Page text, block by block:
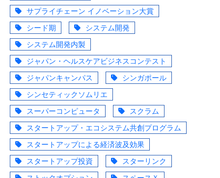
サプライチェーン イノベーション大賞
シード期
システム開発
システム開発内製
ジャパン・ヘルスケアビジネスコンテスト
ジャパンキャンパス
シンガポール
シンセティックソムリエ
スーパーコンピュータ
スクラム
スタートアップ・エコシステム共創プログラム
スタートアップによる経済波及効果
スタートアップ投資
スターリンク